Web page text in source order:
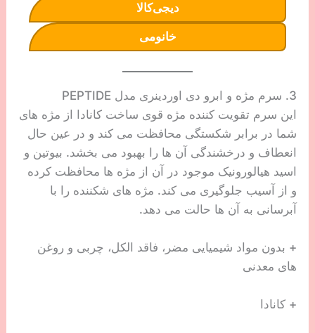
دیجی‌کالا
خانومی
3. سرم مژه و ابرو دی اوردینری مدل PEPTIDE
این سرم تقویت کننده مژه قوی ساخت کانادا از مژه های
شما در برابر شکستگی محافظت می کند و در عین حال
انعطاف و درخشندگی آن ها را بهبود می بخشد. بیوتین و
اسید هیالورونیک موجود در آن از مژه ها محافظت کرده
و از آسیب جلوگیری می کند. مژه های شکننده را با
آبرسانی به آن ها حالت می دهد.
+ بدون مواد شیمیایی مضر، فاقد الکل، چربی و روغن
های معدنی
+ کانادا